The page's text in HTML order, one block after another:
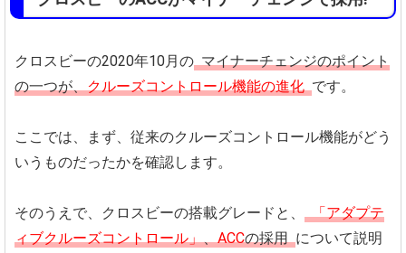
クロスビーの2020年10月の マイナーチェンジのポイント
の一つが、クルーズコントロール機能の進化 です。
ここでは、まず、従来のクルーズコントロール機能がどう
いうものだったかを確認します。
そのうえで、クロスビーの搭載グレードと、
「アダプテ
ィブクルーズコントロール」、ACCの採用 について説明